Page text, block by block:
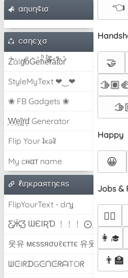
αηυη¢ισ
cσηєχσ
Z̾̽ảlg̀͐ͭ̽oͧG̀e̒̃nͪȅͪͫ̏̐r͌̑á͑t͌̑͛o̊r̓̐
StyleMyText ❤‿❤
❀ FB Gadgets ❀
͕͗W͕͕͗͗e͕͕͗͗i͕͕͗͗r͕͗d͕͗ Generator
Flip Your ʇxəʇ!
My cнαт name
ℓιηкραятηєяѕ
FlipYourText - dıๅɟ
Ƹ̵̡Ӝ̵̨̄Ʒ ƜЄƖƦƊ ﹗﹗﹗ ⨀_⨀
웃유 мєѕѕяσυℓєттє 유웃
ᗯᕮIᖇᗪGᕮᑎᕮᖇᗩTOᖇ
👈
🤝
Happy
😀
Jobs &
🕵️‍♂️
👩‍🎓
👨‍🏫